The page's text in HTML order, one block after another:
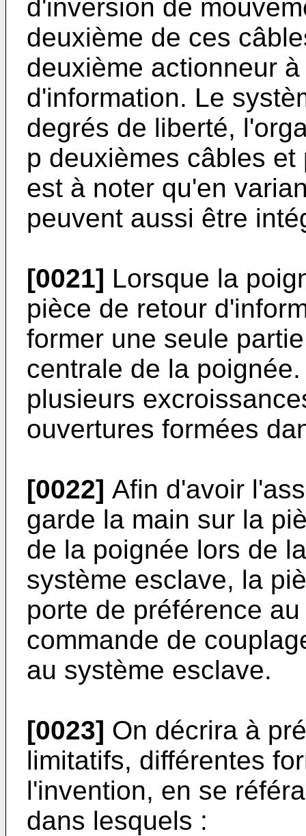
d'inversion de
deuxième de ces
deuxième actionneur
d'information. Le
degrés de liberté,
p deuxièmes câbles
est à noter qu'en
peuvent aussi être
[0021] Lorsque la
pièce de retour
former une seule
centrale de la
plusieurs
ouvertures formées
[0022] Afin d'avoir
garde la main sur la
de la poignée lors de
système esclave, la
porte de préférence
commande de
au système esclave.
[0023] On décrira à
limitatifs, différentes
l'invention, en se
dans lesquels :